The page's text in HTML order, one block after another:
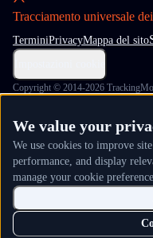
Tracciamento universale
TerminiPrivacyMappa del sito
Copyright © 2014-2026
We value your
We use cookies to improve
performance, and display
manage your cookie